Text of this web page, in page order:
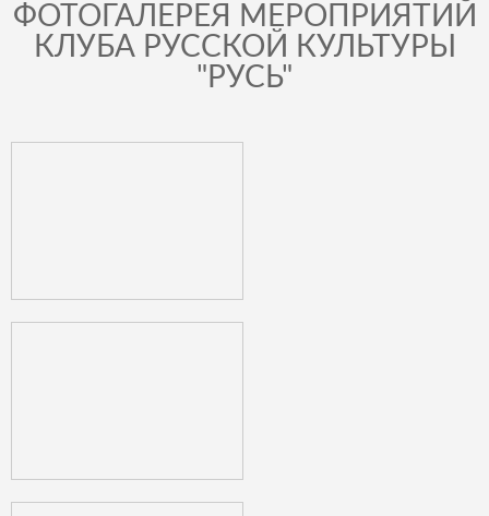
ФОТОГАЛЕРЕЯ МЕРОПРИЯТИЙ
КЛУБА РУССКОЙ КУЛЬТУРЫ
"РУСЬ"